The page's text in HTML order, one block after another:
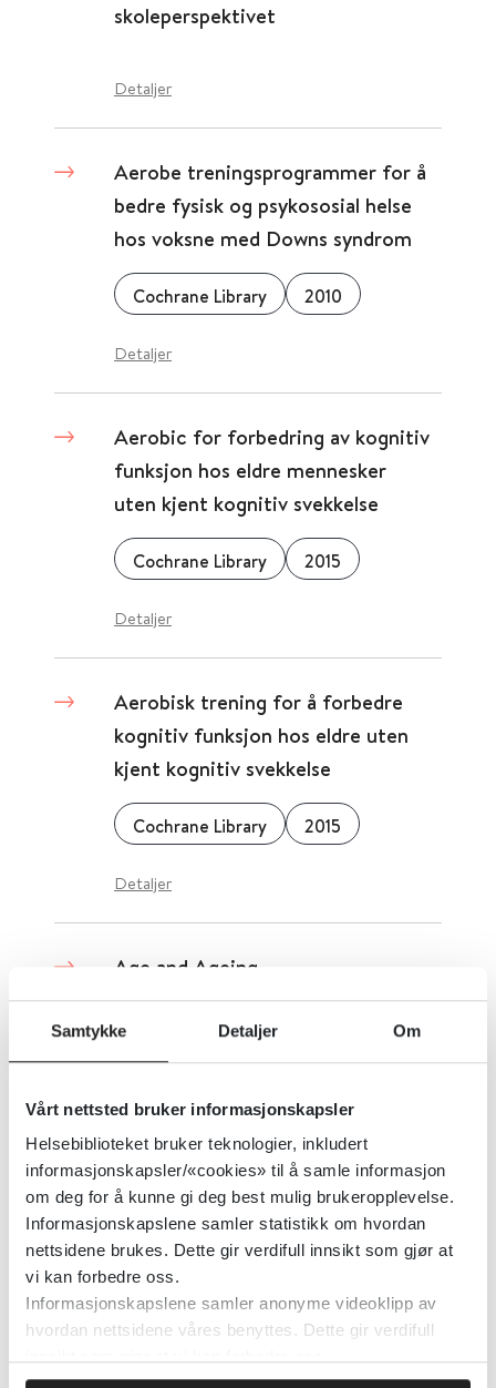
Samtykke Detaljer Om
Vårt nettsted bruker informasjonskapsler
Helsebiblioteket bruker teknologier, inkludert
informasjonskapsler/«cookies» til å samle informasjon
om deg for å kunne gi deg best mulig brukeropplevelse.
Informasjonskapslene samler statistikk om hvordan
nettsidene brukes. Dette gir verdifull innsikt som gjør at
vi kan forbedre oss.
Informasjonskapslene samler anonyme videoklipp av
hvordan nettsidene våres benyttes. Dette gir verdifull
skoleperspektivet
Detaljer
Aerobe treningsprogrammer for å
bedre fysisk og psykososial helse
hos voksne med Downs syndrom
Cochrane Library 2010
Detaljer
Aerobic for forbedring av kognitiv
funksjon hos eldre mennesker
uten kjent kognitiv svekkelse
Cochrane Library 2015
Detaljer
Aerobisk trening for å forbedre
kognitiv funksjon hos eldre uten
kjent kognitiv svekkelse
Cochrane Library 2015
Detaljer
Age and Ageing
Oxford Academic
Agomelatin sammenlignet med
andre antidepressiver for alvorlig
depresjon
Cochrane Library